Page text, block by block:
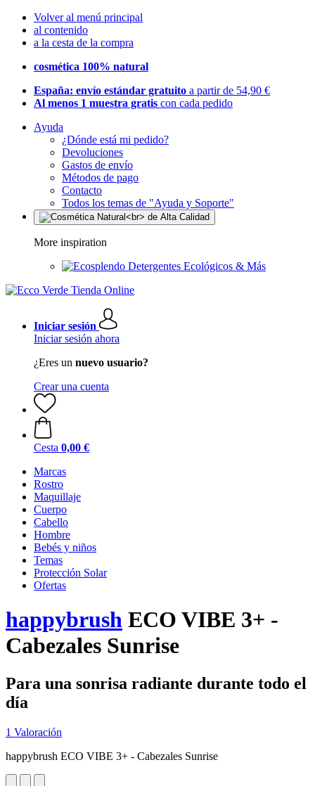
Volver al menú principal
al contenido
a la cesta de la compra
cosmética 100% natural
España: envío estándar gratuito a partir de 54,90 €
Al menos 1 muestra gratis con cada pedido
Ayuda
¿Dónde está mi pedido?
Devoluciones
Gastos de envío
Métodos de pago
Contacto
Todos los temas de "Ayuda y Soporte"
More inspiration
Detergentes Ecológicos & Más
Iniciar sesión
Iniciar sesión ahora
¿Eres un nuevo usuario?
Crear una cuenta
Cesta 0,00 €
Marcas
Rostro
Maquillaje
Cuerpo
Cabello
Hombre
Bebés y niños
Temas
Protección Solar
Ofertas
happybrush ECO VIBE 3+ -
Cabezales Sunrise
Para una sonrisa radiante durante todo el
día
1 Valoración
happybrush ECO VIBE 3+ - Cabezales Sunrise